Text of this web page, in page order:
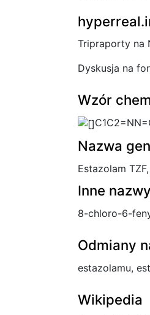
Tripraporty na
Dyskusja na
Wzór
Nazwa
Estazolam
Inne
8-chloro-6-
Odmiany
estazolamu,
Wikipedia